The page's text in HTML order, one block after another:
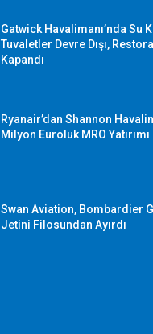
Gatwick Havalimanı’nda Su
Tuvaletler Devre Dışı,
Kapandı
Ryanair’dan Shannon
Milyon Euroluk MRO Yatırımı
Swan Aviation, Bombardier
Jetini Filosundan Ayırdı